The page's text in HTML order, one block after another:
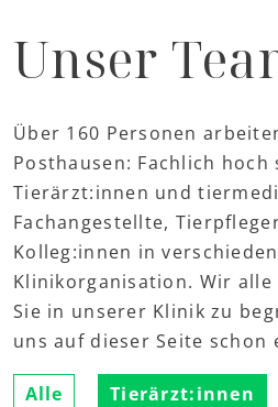
Unser
Über 160 Personen
Posthausen: Fachlich
Tierärzt:innen und
Fachangestellte,
Kolleg:innen in
Klinikorganisation. Wir
Sie in unserer Klinik zu
uns auf dieser Seite schon
Alle Tierärzt:innen